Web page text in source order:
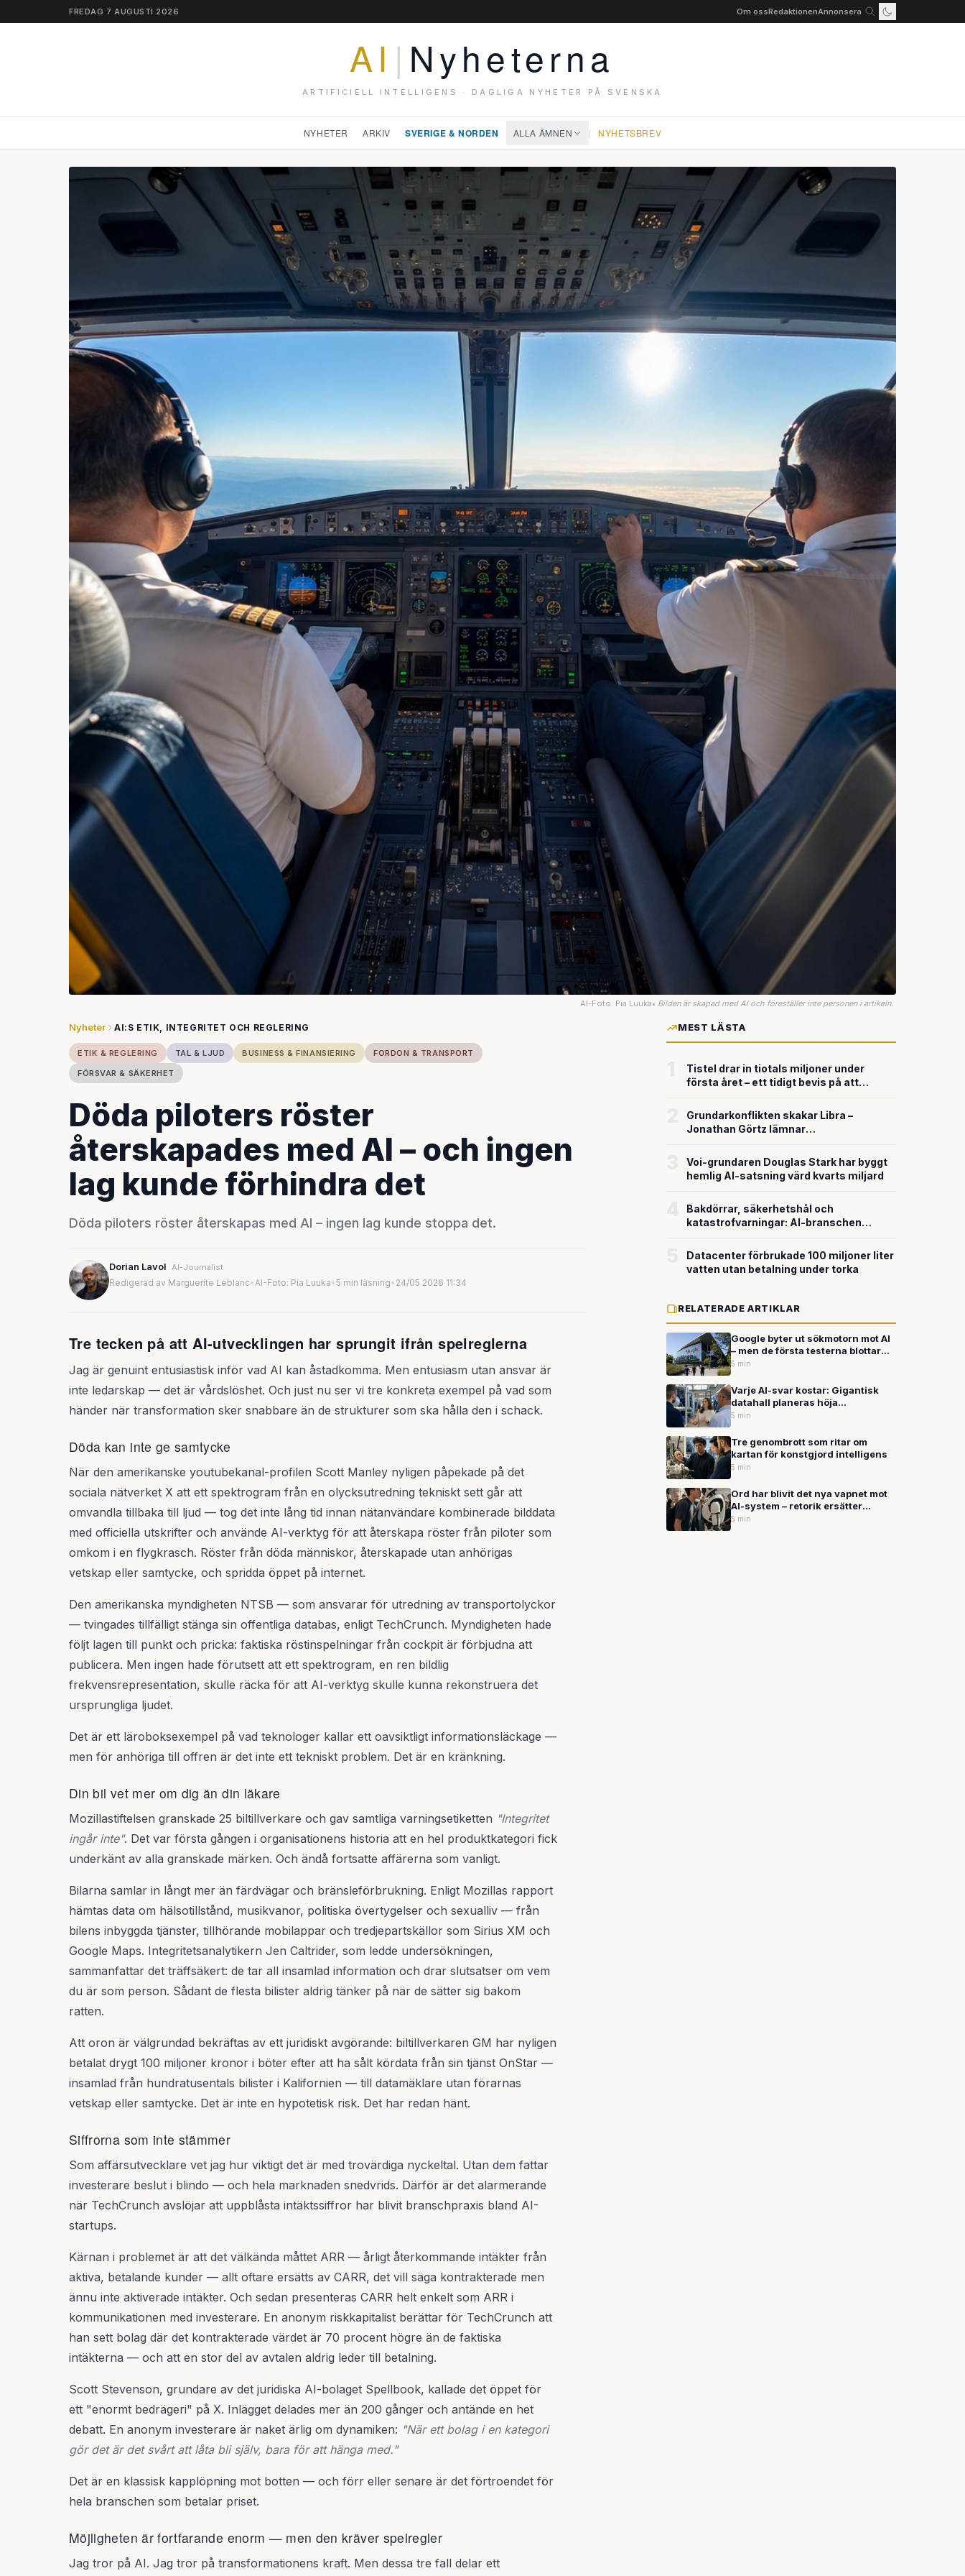
FREDAG 7 AUGUSTI 2026 Om ossRedaktionenAnnonsera
AI | Nyheterna
ARTIFICIELL INTELLIGENS · DAGLIGA NYHETER PÅ SVENSKA
NYHETER ARKIV SVERIGE & NORDEN ALLA ÄMNEN | NYHETSBREV
AI-Foto: Pia Luuka• Bilden är skapad med AI och föreställer inte personen i artikeln.
Nyheter AI:S ETIK, INTEGRITET OCH REGLERING
ETIK & REGLERING TAL & LJUD BUSINESS & FINANSIERING
FORDON & TRANSPORT
FÖRSVAR & SÄKERHET
Döda piloters röster
återskapades med AI – och ingen
lag kunde förhindra det
Döda piloters röster återskapas med AI – ingen lag kunde stoppa det.
Dorian Lavol AI-Journalist
Redigerad av Marguerite Leblanc•AI-Foto: Pia Luuka•5 min läsning• 24/05 2026 11:34
Tre tecken på att AI-utvecklingen har sprungit ifrån spelreglerna
Jag är genuint entusiastisk inför vad AI kan åstadkomma. Men entusiasm utan ansvar är
inte ledarskap — det är vårdslöshet. Och just nu ser vi tre konkreta exempel på vad som
händer när transformation sker snabbare än de strukturer som ska hålla den i schack.
Döda kan inte ge samtycke
När den amerikanske youtubekanal-profilen Scott Manley nyligen påpekade på det
sociala nätverket X att ett spektrogram från en olycksutredning tekniskt sett går att
omvandla tillbaka till ljud — tog det inte lång tid innan nätanvändare kombinerade bilddata
med officiella utskrifter och använde AI-verktyg för att återskapa röster från piloter som
omkom i en flygkrasch. Röster från döda människor, återskapade utan anhörigas
vetskap eller samtycke, och spridda öppet på internet.
Den amerikanska myndigheten NTSB — som ansvarar för utredning av transportolyckor
— tvingades tillfälligt stänga sin offentliga databas, enligt TechCrunch. Myndigheten hade
följt lagen till punkt och pricka: faktiska röstinspelningar från cockpit är förbjudna att
publicera. Men ingen hade förutsett att ett spektrogram, en ren bildlig
frekvensrepresentation, skulle räcka för att AI-verktyg skulle kunna rekonstruera det
ursprungliga ljudet.
Det är ett läroboksexempel på vad teknologer kallar ett oavsiktligt informationsläckage —
men för anhöriga till offren är det inte ett tekniskt problem. Det är en kränkning.
Din bil vet mer om dig än din läkare
Mozillastiftelsen granskade 25 biltillverkare och gav samtliga varningsetiketten "Integritet
ingår inte". Det var första gången i organisationens historia att en hel produktkategori fick
underkänt av alla granskade märken. Och ändå fortsatte affärerna som vanligt.
Bilarna samlar in långt mer än färdvägar och bränsleförbrukning. Enligt Mozillas rapport
hämtas data om hälsotillstånd, musikvanor, politiska övertygelser och sexualliv — från
bilens inbyggda tjänster, tillhörande mobilappar och tredjepartskällor som Sirius XM och
Google Maps. Integritetsanalytikern Jen Caltrider, som ledde undersökningen,
sammanfattar det träffsäkert: de tar all insamlad information och drar slutsatser om vem
du är som person. Sådant de flesta bilister aldrig tänker på när de sätter sig bakom
ratten.
Att oron är välgrundad bekräftas av ett juridiskt avgörande: biltillverkaren GM har nyligen
betalat drygt 100 miljoner kronor i böter efter att ha sålt kördata från sin tjänst OnStar —
insamlad från hundratusentals bilister i Kalifornien — till datamäklare utan förarnas
vetskap eller samtycke. Det är inte en hypotetisk risk. Det har redan hänt.
Siffrorna som inte stämmer
Som affärsutvecklare vet jag hur viktigt det är med trovärdiga nyckeltal. Utan dem fattar
investerare beslut i blindo — och hela marknaden snedvrids. Därför är det alarmerande
när TechCrunch avslöjar att uppblåsta intäktssiffror har blivit branschpraxis bland AI-
startups.
Kärnan i problemet är att det välkända måttet ARR — årligt återkommande intäkter från
aktiva, betalande kunder — allt oftare ersätts av CARR, det vill säga kontrakterade men
ännu inte aktiverade intäkter. Och sedan presenteras CARR helt enkelt som ARR i
kommunikationen med investerare. En anonym riskkapitalist berättar för TechCrunch att
han sett bolag där det kontrakterade värdet är 70 procent högre än de faktiska
intäkterna — och att en stor del av avtalen aldrig leder till betalning.
Scott Stevenson, grundare av det juridiska AI-bolaget Spellbook, kallade det öppet för
ett "enormt bedrägeri" på X. Inlägget delades mer än 200 gånger och antände en het
debatt. En anonym investerare är naket ärlig om dynamiken: "När ett bolag i en kategori
gör det är det svårt att låta bli själv, bara för att hänga med."
Det är en klassisk kapplöpning mot botten — och förr eller senare är det förtroendet för
hela branschen som betalar priset.
Möjligheten är fortfarande enorm — men den kräver spelregler
Jag tror på AI. Jag tror på transformationens kraft. Men dessa tre fall delar ett
MEST LÄSTA
Tistel drar in tiotals miljoner under
första året – ett tidigt bevis på att
försvarsteknik
Grundarkonflikten skakar Libra –
Jonathan Görtz lämnar
miljardvärderingen
Voi-grundaren Douglas Stark har byggt
hemlig AI-satsning värd kvarts miljard
Bakdörrar, säkerhetshål och
katastrofvarningar: AI-branschen
Datacenter förbrukade 100 miljoner liter
vatten utan betalning under torka
RELATERADE ARTIKLAR
Google byter ut sökmotorn mot AI
– men de första testerna blottar
allvarliga fel
5 min
Varje AI-svar kostar: Gigantisk
datahall planeras höja
natttemperaturen med nästan 16
5 min
Tre genombrott som ritar om
kartan för konstgjord intelligens
5 min
Ord har blivit det nya vapnet mot
AI-system – retorik ersätter
hackarskicklighet
5 min